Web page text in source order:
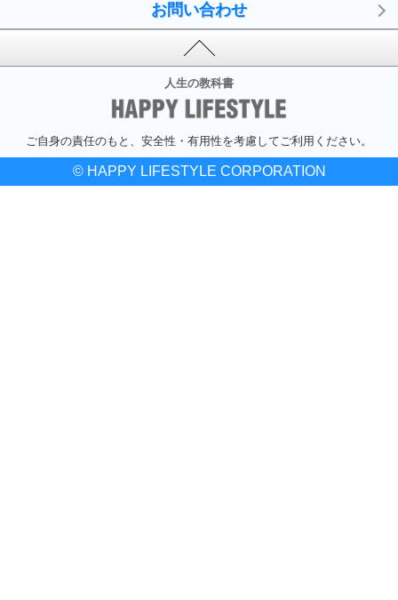
お問い合わせ
人生の教科書
ご自身の責任のもと、安全性・有用性を考慮してご利用ください。
© HAPPY LIFESTYLE CORPORATION